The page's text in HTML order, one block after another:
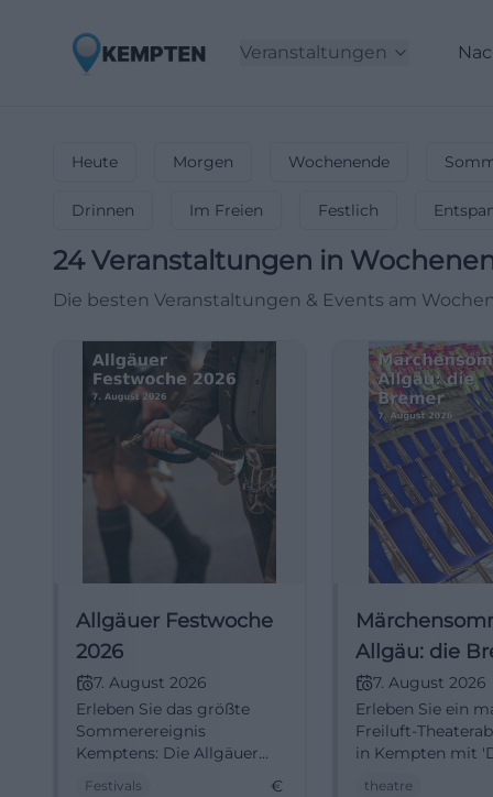
Veranstaltungen
Heute Morgen Wochenende
Drinnen Im Freien Festlich
24 Veranstaltungen in
Die besten Veranstaltungen & Events am
Allgäuer Festwoche
2026
7. August 2026
Erleben Sie das größte
Sommerereignis
Kemptens: Die Allgäuer
Festivals €
Allgäu: die
7. August 2026
Erleben Sie ein
Freiluft-
in Kempten mit
theatre